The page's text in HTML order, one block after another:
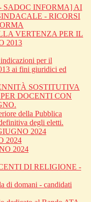
SADOC INFORMA] AI
- RICORSI
VERTENZA PER IL
2013
per il
ai fini giuridici ed
SOSTITUTIVA
DOCENTI CON
della Pubblica
degli eletti.
2024
2024
2024
DI RELIGIONE -
di domani - candidati